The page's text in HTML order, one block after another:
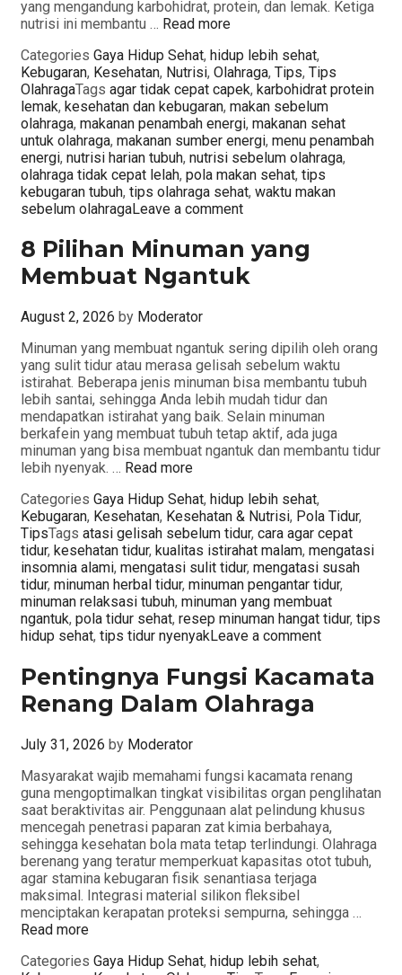
yang mengandung karbohidrat, protein, dan lemak. Ketiga
nutrisi ini membantu … Read more
Categories Gaya Hidup Sehat, hidup lebih sehat,
Kebugaran, Kesehatan, Nutrisi, Olahraga, Tips, Tips
OlahragaTags agar tidak cepat capek, karbohidrat protein
lemak, kesehatan dan kebugaran, makan sebelum
olahraga, makanan penambah energi, makanan sehat
untuk olahraga, makanan sumber energi, menu penambah
energi, nutrisi harian tubuh, nutrisi sebelum olahraga,
olahraga tidak cepat lelah, pola makan sehat, tips
kebugaran tubuh, tips olahraga sehat, waktu makan
sebelum olahragaLeave a comment
8 Pilihan Minuman yang
Membuat Ngantuk
August 2, 2026 by Moderator
Minuman yang membuat ngantuk sering dipilih oleh orang
yang sulit tidur atau merasa gelisah sebelum waktu
istirahat. Beberapa jenis minuman bisa membantu tubuh
lebih santai, sehingga Anda lebih mudah tidur dan
mendapatkan istirahat yang baik. Selain minuman
berkafein yang membuat tubuh tetap aktif, ada juga
minuman yang bisa membuat ngantuk dan membantu tidur
lebih nyenyak. … Read more
Categories Gaya Hidup Sehat, hidup lebih sehat,
Kebugaran, Kesehatan, Kesehatan & Nutrisi, Pola Tidur,
TipsTags atasi gelisah sebelum tidur, cara agar cepat
tidur, kesehatan tidur, kualitas istirahat malam, mengatasi
insomnia alami, mengatasi sulit tidur, mengatasi susah
tidur, minuman herbal tidur, minuman pengantar tidur,
minuman relaksasi tubuh, minuman yang membuat
ngantuk, pola tidur sehat, resep minuman hangat tidur, tips
hidup sehat, tips tidur nyenyakLeave a comment
Pentingnya Fungsi Kacamata
Renang Dalam Olahraga
July 31, 2026 by Moderator
Masyarakat wajib memahami fungsi kacamata renang
guna mengoptimalkan tingkat visibilitas organ penglihatan
saat beraktivitas air. Penggunaan alat pelindung khusus
mencegah penetrasi paparan zat kimia berbahaya,
sehingga kesehatan bola mata tetap terlindungi. Olahraga
berenang yang teratur memperkuat kapasitas otot tubuh,
agar stamina kebugaran fisik senantiasa terjaga
maksimal. Integrasi material silikon fleksibel
menciptakan kerapatan proteksi sempurna, sehingga …
Read more
Categories Gaya Hidup Sehat, hidup lebih sehat,